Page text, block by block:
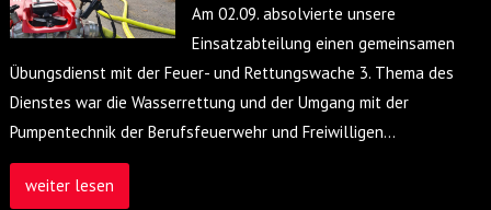
Am 02.09. absolvierte unsere
Einsatzabteilung einen gemeinsamen
Übungsdienst mit der Feuer- und Rettungswache 3. Thema des
Dienstes war die Wasserrettung und der Umgang mit der
Pumpentechnik der Berufsfeuerwehr und Freiwilligen…
weiter lesen